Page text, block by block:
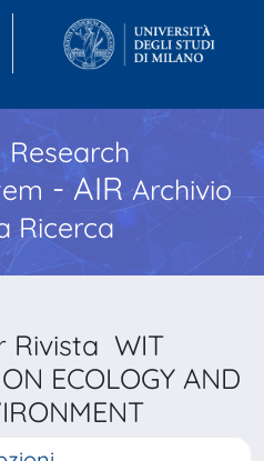
- AIR Archivio
Ricerca
Rivista WIT
ECOLOGY AND